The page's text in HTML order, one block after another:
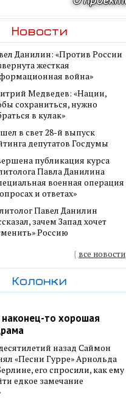
Новости
Данилин: «Против России
жесткая
война»
Медведев: «Нации,
сохраниться, нужно
в кулак»
в свет 28-й выпуск
депутатов Госдумы
публикация курса
Павла Данилина
военная операция
и ответах»
Павел Данилин
зачем Запад хочет
Россию
{ все новости
Колонки
наконец-то хорошая
назад Саймон
«Песни Гурре» Арнольда
его спросили, как ему
едкое замечание